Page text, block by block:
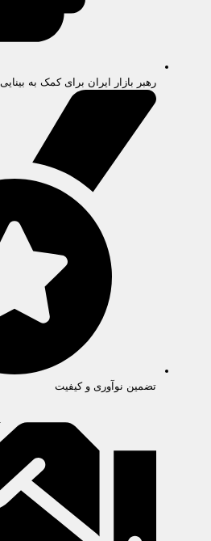
رهبر بازار ایران برای کمک به بینایی
تضمین نوآوری و کیفیت